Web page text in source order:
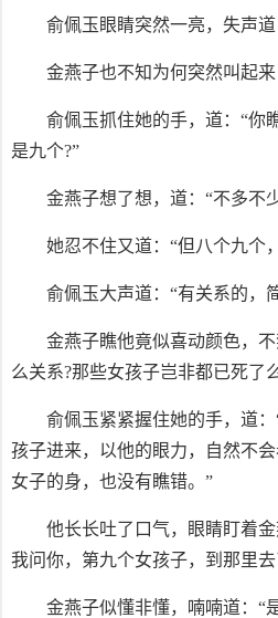
俞佩玉眼睛突然一亮，失声
金燕子也不知为何突然叫起
俞佩玉抓住她的手，道：“你
是九个?”
金燕子想了想，道：“不多不
她忍不住又道：“但八个九个
俞佩玉大声道：“有关系的，
金燕子瞧他竟似喜动颜色，
么关系?那些女孩子岂非都已死了
俞佩玉紧紧握住她的手，道
孩子进来，以他的眼力，自然不
女子的身，也没有瞧错。”
他长长吐了口气，眼睛盯着金
我问你，第九个女孩子，到那里去
金燕子似懂非懂，喃喃道：“